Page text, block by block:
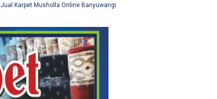
Jual Karpet Musholla Online Banyuwangi